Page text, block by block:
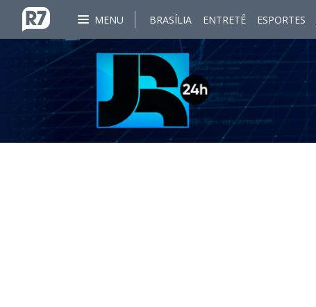
MENU BRASÍLIA ENTRETÊ ESPORTES